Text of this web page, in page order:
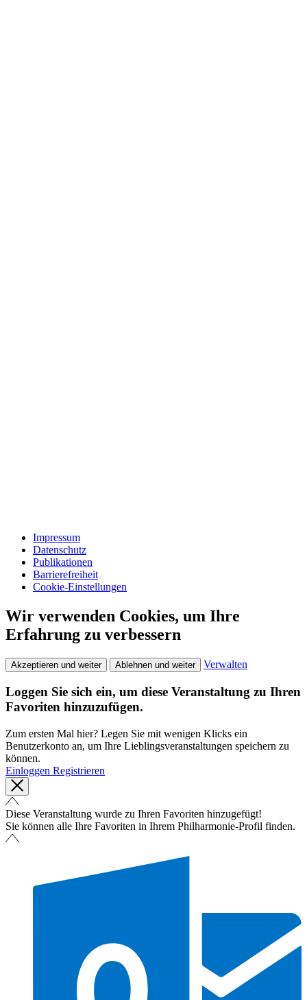
Impressum
Datenschutz
Publikationen
Barrierefreiheit
Cookie-Einstellungen
Wir verwenden Cookies, um Ihre
Erfahrung zu verbessern
Akzeptieren und weiter Ablehnen und weiter Verwalten
Loggen Sie sich ein, um diese Veranstaltung zu Ihren
Favoriten hinzuzufügen.
Zum ersten Mal hier? Legen Sie mit wenigen Klicks ein
Benutzerkonto an, um Ihre Lieblingsveranstaltungen speichern zu
können.
Einloggen Registrieren
Diese Veranstaltung wurde zu Ihren Favoriten hinzugefügt!
Sie können alle Ihre Favoriten in Ihrem Philharmonie-Profil finden.